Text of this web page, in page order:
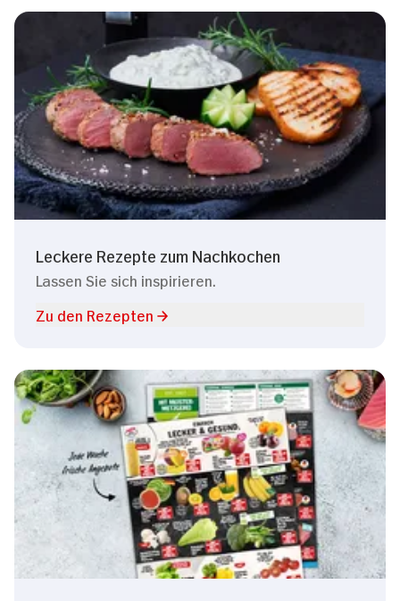
Leckere Rezepte zum Nachkochen
Lassen Sie sich inspirieren.
Zu den Rezepten